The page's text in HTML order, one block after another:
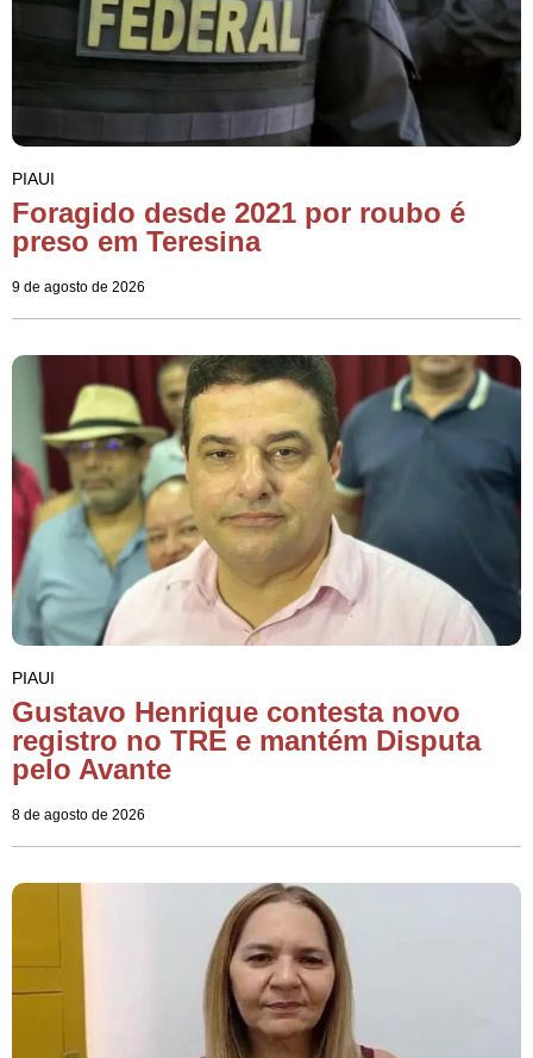
PIAUI
Foragido desde 2021 por roubo é
preso em Teresina
9 de agosto de 2026
PIAUI
Gustavo Henrique contesta novo
registro no TRE e mantém Disputa
pelo Avante
8 de agosto de 2026